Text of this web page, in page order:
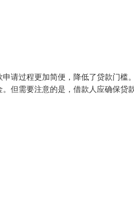
请过程更加简便，降低了贷款门槛
但需要注意的是，借款人应确保贷